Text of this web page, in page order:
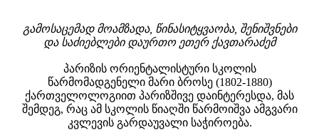
გამოსაცემად მოამზადა, წინასიტყვაობა, შენიშვნები
და საძიებლები დაურთო ეთერ ქავთარაძემ
პარიზის ორიენტალისტური სკოლის
წარმომადგენელი მარი ბროსე (1802-1880)
ქართველოლოგიით პარიზშივე დაინტერესდა, მას
შემდეგ, რაც ამ სკოლის წიაღში წარმოიშვა ამგვარი
კვლევის გარდაუვალი საჭიროება.